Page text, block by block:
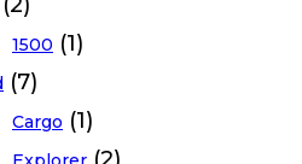
1500 (1)
(7)
Cargo (1)
(2)